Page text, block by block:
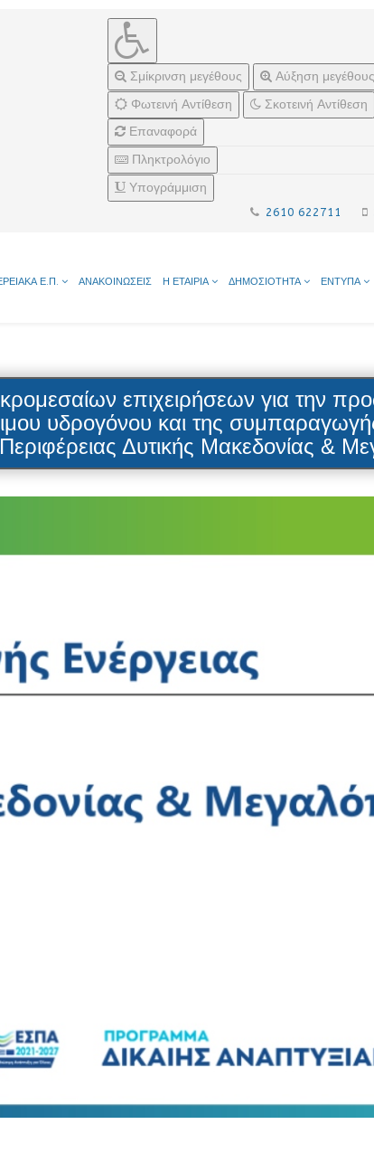
Σμίκρινση μεγέθους Αύξηση μεγέθους
Φωτεινή Αντίθεση
Σκοτεινή Αντίθεση
Επαναφορά
Πληκτρολόγιο
Υπογράμμιση
2610 622711
Ε.Π. ΑΝΑΚΟΙΝΩΣΕΙΣ Η ΕΤΑΙΡΙΑ ΔΗΜΟΣΙΟΤΗΤΑ ΕΝΤΥΠΑ
επιχειρήσεων για την
υδρογόνου και της
Δυτικής Μακεδονίας &